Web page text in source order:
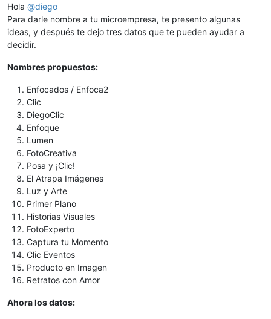
Hola @diego
Para darle nombre a tu microempresa, te presento algunas
ideas, y después te dejo tres datos que te pueden ayudar a
decidir.
Nombres propuestos:
Enfocados / Enfoca2
Clic
DiegoClic
Enfoque
Lumen
FotoCreativa
Posa y ¡Clic!
El Atrapa Imágenes
Luz y Arte
Primer Plano
Historias Visuales
FotoExperto
Captura tu Momento
Clic Eventos
Producto en Imagen
Retratos con Amor
Ahora los datos: